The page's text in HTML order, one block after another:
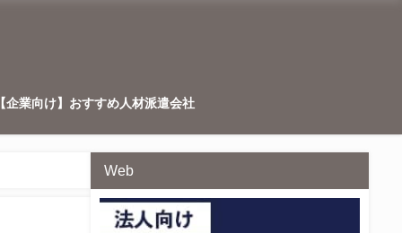
企業向け】おすすめ人材派遣会社
Web